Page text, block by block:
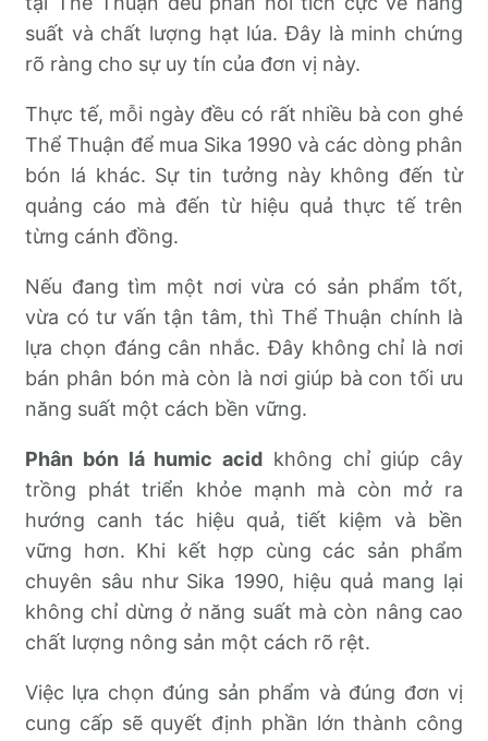
suất và chất lượng hạt lúa. Đây là minh chứng
rõ ràng cho sự uy tín của đơn vị này.
Thực tế, mỗi ngày đều có rất nhiều bà con ghé
Thể Thuận để mua Sika 1990 và các dòng phân
bón lá khác. Sự tin tưởng này không đến từ
quảng cáo mà đến từ hiệu quả thực tế trên
từng cánh đồng.
Nếu đang tìm một nơi vừa có sản phẩm tốt,
vừa có tư vấn tận tâm, thì Thể Thuận chính là
lựa chọn đáng cân nhắc. Đây không chỉ là nơi
bán phân bón mà còn là nơi giúp bà con tối ưu
năng suất một cách bền vững.
Phân bón lá humic acid không chỉ giúp cây
trồng phát triển khỏe mạnh mà còn mở ra
hướng canh tác hiệu quả, tiết kiệm và bền
vững hơn. Khi kết hợp cùng các sản phẩm
chuyên sâu như Sika 1990, hiệu quả mang lại
không chỉ dừng ở năng suất mà còn nâng cao
chất lượng nông sản một cách rõ rệt.
Việc lựa chọn đúng sản phẩm và đúng đơn vị
cung cấp sẽ quyết định phần lớn thành công